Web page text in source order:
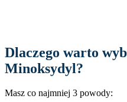
Dlaczego warto
Minoksydyl?
Masz co najmniej 3 powody: